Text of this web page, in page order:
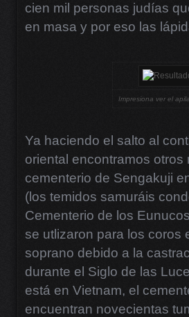
cien mil personas judías
en masa y por eso las
Impresiona ver el
Ya haciendo el salto al
oriental encontramos
cementerio de Sengakuji
(los temidos samuráis
Cementerio de los
se utlizaron para los coros
soprano debido a la
durante el Siglo de las
está en Vietnam, el
encuentran novecientas